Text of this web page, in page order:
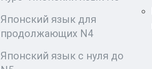
Японский язык для
продолжающих N4
Японский язык с нуля до